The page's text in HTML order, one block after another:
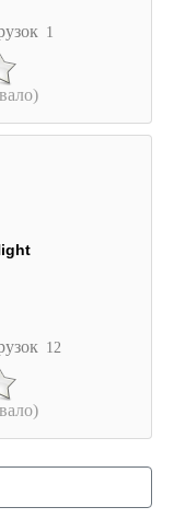
1
12